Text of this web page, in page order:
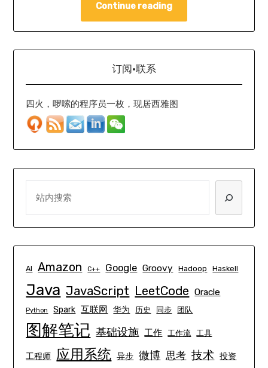
Continue reading
订阅·联系
四火，啰嗦的程序员一枚，现居西雅图
AI Amazon C++ Google Groovy Hadoop Haskell
Java JavaScript LeetCode Oracle
Python Spark 互联网 华为 历史 同步 团队
图解笔记 基础设施 工作 工作流 工具
工程师 应用系统 异步 微博 思考 技术 投资